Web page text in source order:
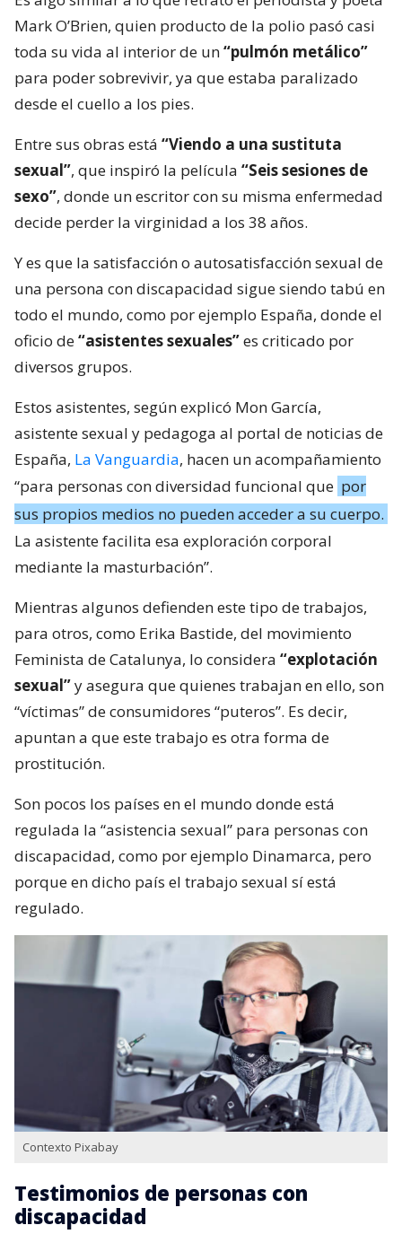
Mark O’Brien, quien producto de la polio pasó casi
toda su vida al interior de un“pulmón metálico”
para poder sobrevivir, ya que estaba paralizado
desde el cuello a los pies.
Entre sus obras está “Viendo a una sustituta
sexual”, que inspiró la película “Seis sesiones de
sexo”, donde un escritor con su misma enfermedad
decide perder la virginidad a los 38 años.
Y es que la satisfacción o autosatisfacción sexual de
una persona con discapacidad sigue siendo tabú en
todo el mundo, como por ejemplo España, donde el
oficio de“asistentes sexuales”es criticado por
diversos grupos.
Estos asistentes, según explicó Mon García,
asistente sexual y pedagoga al portal de noticias de
España, La Vanguardia, hacen un acompañamiento
“para personas con diversidad funcional que por
sus propios medios no pueden acceder a su cuerpo.
La asistente facilita esa exploración corporal
mediante la masturbación”.
Mientras algunos defienden este tipo de trabajos,
para otros, como Erika Bastide, del movimiento
Feminista de Catalunya, lo considera “explotación
sexual”y asegura que quienes trabajan en ello, son
“víctimas” de consumidores “puteros”. Es decir,
apuntan a que este trabajo es otra forma de
prostitución.
Son pocos los países en el mundo donde está
regulada la “asistencia sexual” para personas con
discapacidad, como por ejemplo Dinamarca, pero
porque en dicho país el trabajo sexual sí está
regulado.
Contexto Pixabay
Testimonios de personas con
discapacidad